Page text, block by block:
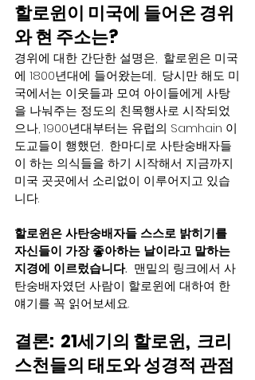
할로윈이 미국에 들어온 경위
와현주소는?
경위에 대한 간단한 설명은,  할로윈은 미국
에 1800년대에 들어왔는데,  당시만 해도 미
국에서는 이웃들과 모여 아이들에게 사탕
을 나눠주는 정도의 친목행사로 시작되었
으나, 1900년대부터는 유럽의 Samhain 이
도교들이 행했던,  한마디로 사탄숭배자들
이 하는 의식들을 하기 시작해서 지금까지
미국 곳곳에서 소리없이 이루어지고 있습
니다.
할로윈은 사탄숭배자들 스스로 밝히기를
자신들이 가장 좋아하는 날이라고 말하는
지경에 이르렀습니다. 맨밑의 링크에서 사
탄숭배자였던 사람이 할로윈에 대하여 한
얘기를 꼭 읽어보세요.
결론:  21세기의 할로윈,  크리
스천들의 태도와 성경적 관점